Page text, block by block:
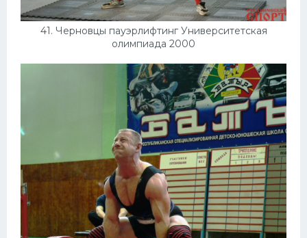
41. Черновцы пауэрлифтинг Университетская
олимпиада 2000